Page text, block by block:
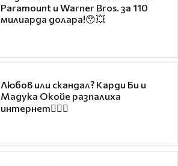
Paramount и Warner Bros. за 110
милиарда долара!😯💥
Любов или скандал? Карди Би и
Мадука Окойе разпалиха
интернет❤️‍🔥🔥